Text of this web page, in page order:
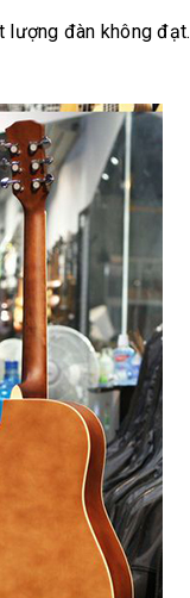
lượng đàn không đạt.